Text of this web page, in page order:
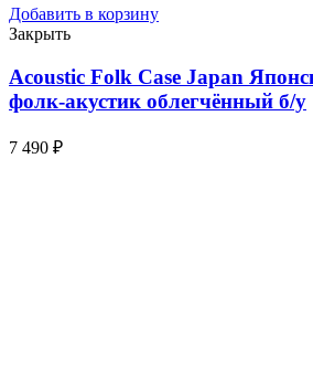
Добавить в корзину
Закрыть
Acoustic Folk Case Japan
фолк-акустик облегчённый б/у
7 490 ₽